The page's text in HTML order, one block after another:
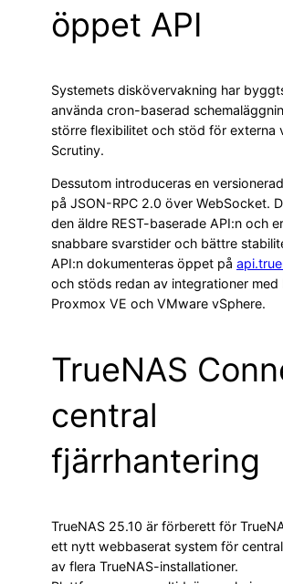
öppet API
Systemets diskövervakning har
använda cron-baserad
större flexibilitet och stöd för externa
Scrutiny.
Dessutom introduceras en
på JSON-RPC 2.0 över WebSocket.
den äldre REST-baserade API:n och
snabbare svarstider och bättre
API:n dokumenteras öppet på
och stöds redan av integrationer med
Proxmox VE och VMware vSphere.
TrueNAS
central
fjärrhantering
TrueNAS 25.10 är förberett för
ett nytt webbaserat system för
av flera TrueNAS-installationer.